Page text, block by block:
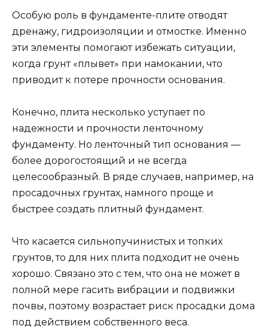
Особую роль в фундаменте-плите отводят
дренажу, гидроизоляции и отмостке. Именно
эти элементы помогают избежать ситуации,
когда грунт «плывет» при намокании, что
приводит к потере прочности основания.
Конечно, плита несколько уступает по
надежности и прочности ленточному
фундаменту. Но ленточный тип основания —
более дорогостоящий и не всегда
целесообразный. В ряде случаев, например, на
просадочных грунтах, намного проще и
быстрее создать плитный фундамент.
Что касается сильнопучинистых и топких
грунтов, то для них плита подходит не очень
хорошо. Связано это с тем, что она не может в
полной мере гасить вибрации и подвижки
почвы, поэтому возрастает риск просадки дома
под действием собственного веса.